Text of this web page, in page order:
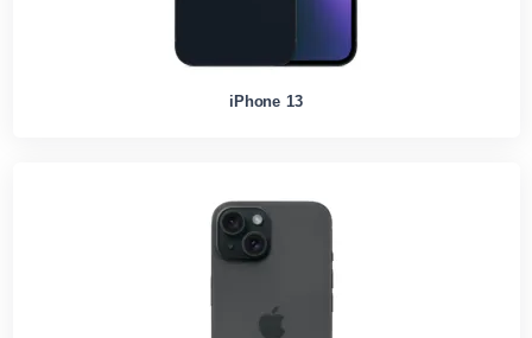
iPhone 13